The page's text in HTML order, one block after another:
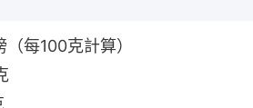
每100克計算）